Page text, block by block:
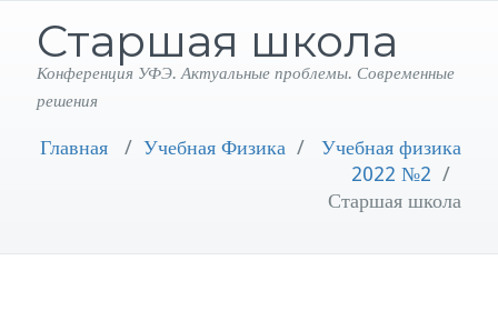
Старшая школа
Конференция УФЭ. Актуальные проблемы. Современные
решения
Главная / Учебная Физика / Учебная физика
2022 №2 /
Старшая школа